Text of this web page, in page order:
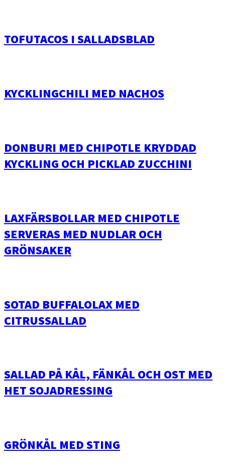
TOFUTACOS I SALLADSBLAD
KYCKLINGCHILI MED NACHOS
DONBURI MED CHIPOTLE KRYDDAD
KYCKLING OCH PICKLAD ZUCCHINI
LAXFÄRSBOLLAR MED CHIPOTLE
SERVERAS MED NUDLAR OCH
GRÖNSAKER
SOTAD BUFFALOLAX MED
CITRUSSALLAD
SALLAD PÅ KÅL, FÄNKÅL OCH OST MED
HET SOJADRESSING
GRÖNKÅL MED STING